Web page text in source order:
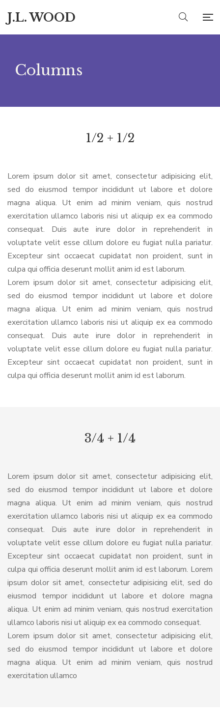
J.L. WOOD
Columns
1/2 + 1/2
Lorem ipsum dolor sit amet, consectetur adipisicing elit,
sed do eiusmod tempor incididunt ut labore et dolore
magna aliqua. Ut enim ad minim veniam, quis nostrud
exercitation ullamco laboris nisi ut aliquip ex ea commodo
consequat. Duis aute irure dolor in reprehenderit in
voluptate velit esse cillum dolore eu fugiat nulla pariatur.
Excepteur sint occaecat cupidatat non proident, sunt in
culpa qui officia deserunt mollit anim id est laborum.
Lorem ipsum dolor sit amet, consectetur adipisicing elit,
sed do eiusmod tempor incididunt ut labore et dolore
magna aliqua. Ut enim ad minim veniam, quis nostrud
exercitation ullamco laboris nisi ut aliquip ex ea commodo
consequat. Duis aute irure dolor in reprehenderit in
voluptate velit esse cillum dolore eu fugiat nulla pariatur.
Excepteur sint occaecat cupidatat non proident, sunt in
culpa qui officia deserunt mollit anim id est laborum.
3/4 + 1/4
Lorem ipsum dolor sit amet, consectetur adipisicing elit,
sed do eiusmod tempor incididunt ut labore et dolore
magna aliqua. Ut enim ad minim veniam, quis nostrud
exercitation ullamco laboris nisi ut aliquip ex ea commodo
consequat. Duis aute irure dolor in reprehenderit in
voluptate velit esse cillum dolore eu fugiat nulla pariatur.
Excepteur sint occaecat cupidatat non proident, sunt in
culpa qui officia deserunt mollit anim id est laborum. Lorem
ipsum dolor sit amet, consectetur adipisicing elit, sed do
eiusmod tempor incididunt ut labore et dolore magna
aliqua. Ut enim ad minim veniam, quis nostrud exercitation
ullamco laboris nisi ut aliquip ex ea commodo consequat.
Lorem ipsum dolor sit amet, consectetur adipisicing elit,
sed do eiusmod tempor incididunt ut labore et dolore
magna aliqua. Ut enim ad minim veniam, quis nostrud
exercitation ullamco